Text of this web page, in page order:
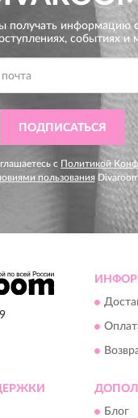
получать информацию
событиях и
ПОДПИСАТЬСЯ
с Политикой
пользования Divaroom
Блог